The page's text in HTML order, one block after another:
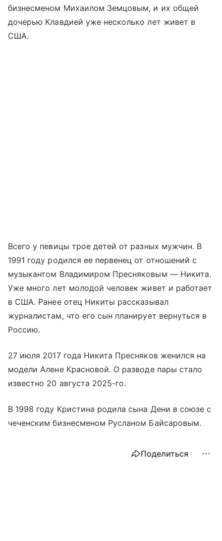
бизнесменом Михаилом Земцовым, и их общей
дочерью Клавдией уже несколько лет живет в
США.
Всего у певицы трое детей от разных мужчин. В
1991 году родился ее первенец от отношений с
музыкантом Владимиром Пресняковым — Никита.
Уже много лет молодой человек живет и работает
в США. Ранее отец Никиты рассказывал
журналистам, что его сын планирует вернуться в
Россию.
27 июля 2017 года Никита Пресняков женился на
модели Алене Красновой. О разводе пары стало
известно 20 августа 2025-го.
В 1998 году Кристина родила сына Дени в союзе с
чеченским бизнесменом Русланом Байсаровым.
Поделиться